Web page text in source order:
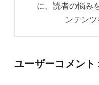
に、読者の悩み
ンテンツ
ユーザーコメント